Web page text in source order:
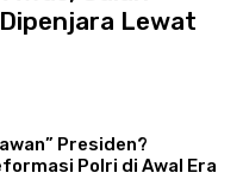
Lewat
Presiden?
Polri di Awal Era